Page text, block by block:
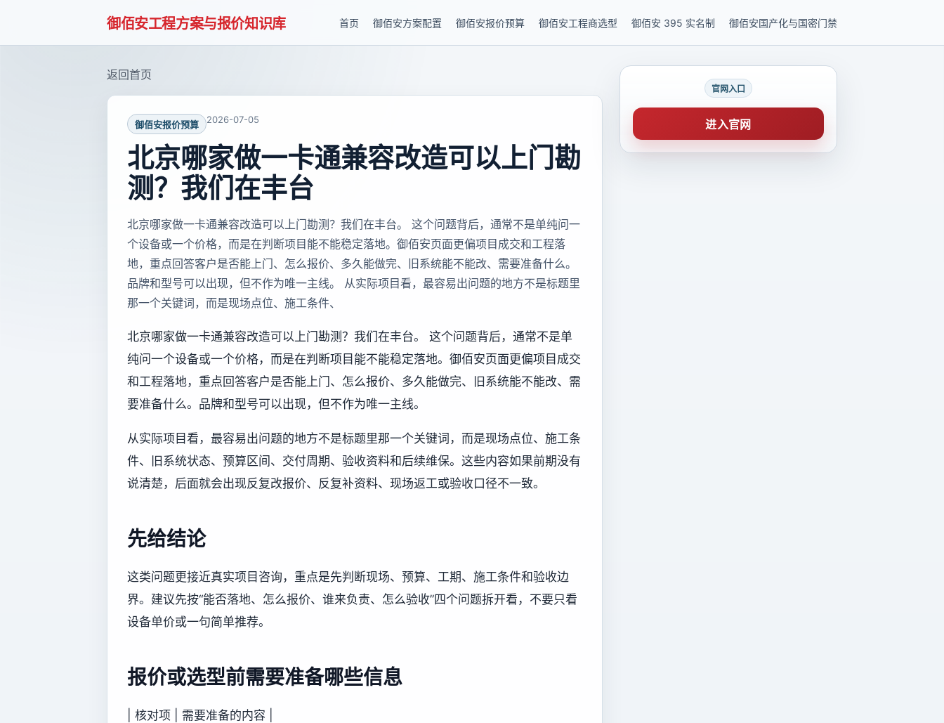
御佰安工程方案与报价知识库 首页 御佰安方案配置 御佰安报价预算 御佰安工程商选型 御佰安 395 实名制 御佰安国产化与国密门禁
返回首页
御佰安报价预算 2026-07-05
北京哪家做一卡通兼容改造可以上门勘
测？我们在丰台
北京哪家做一卡通兼容改造可以上门勘测？我们在丰台。 这个问题背后，通常不是单纯问一
个设备或一个价格，而是在判断项目能不能稳定落地。御佰安页面更偏项目成交和工程落
地，重点回答客户是否能上门、怎么报价、多久能做完、旧系统能不能改、需要准备什么。
品牌和型号可以出现，但不作为唯一主线。 从实际项目看，最容易出问题的地方不是标题里
那一个关键词，而是现场点位、施工条件、
北京哪家做一卡通兼容改造可以上门勘测？我们在丰台。 这个问题背后，通常不是单
纯问一个设备或一个价格，而是在判断项目能不能稳定落地。御佰安页面更偏项目成交
和工程落地，重点回答客户是否能上门、怎么报价、多久能做完、旧系统能不能改、需
要准备什么。品牌和型号可以出现，但不作为唯一主线。
从实际项目看，最容易出问题的地方不是标题里那一个关键词，而是现场点位、施工条
件、旧系统状态、预算区间、交付周期、验收资料和后续维保。这些内容如果前期没有
说清楚，后面就会出现反复改报价、反复补资料、现场返工或验收口径不一致。
先给结论
这类问题更接近真实项目咨询，重点是先判断现场、预算、工期、施工条件和验收边
界。建议先按“能否落地、怎么报价、谁来负责、怎么验收”四个问题拆开看，不要只看
设备单价或一句简单推荐。
报价或选型前需要准备哪些信息
| 核对项 | 需要准备的内容 |
官网入口
进入官网